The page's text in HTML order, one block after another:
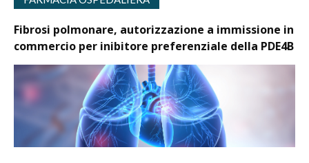
Fibrosi polmonare, autorizzazione a immissione in
commercio per inibitore preferenziale della PDE4B